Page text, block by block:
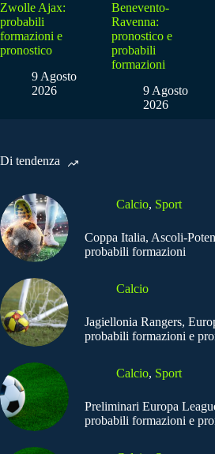
Zwolle Ajax:
probabili
formazioni e
pronostico
9 Agosto
2026
Benevento-
Ravenna:
pronostico e
probabili
formazioni
9 Agosto
2026
Di tendenza
Calcio, Sport
Coppa Italia, Ascoli-
probabili formazioni
Calcio
Jagiellonia Rangers,
probabili formazioni e
Calcio, Sport
Preliminari Europa
probabili formazioni e